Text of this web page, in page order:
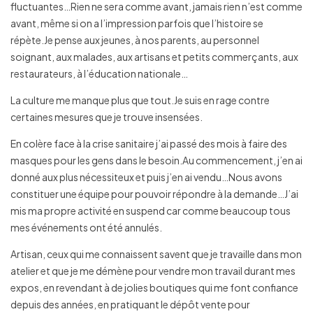
fluctuantes…Rien ne sera comme avant, jamais rien n’est comme
avant, même si on a l’impression parfois que l’histoire se
répète.Je pense aux jeunes, à nos parents, au personnel
soignant, aux malades, aux artisans et petits commerçants, aux
restaurateurs, à l’éducation nationale…
La culture me manque plus que tout.Je suis en rage contre
certaines mesures que je trouve insensées.
En colère face à la crise sanitaire j’ai passé des mois à faire des
masques pour les gens dans le besoin.Au commencement, j’en ai
donné aux plus nécessiteux et puis j’en ai vendu…Nous avons
constituer une équipe pour pouvoir répondre à la demande…J’ai
mis ma propre activité en suspend car comme beaucoup tous
mes événements ont été annulés.
Artisan, ceux qui me connaissent savent que je travaille dans mon
atelier et que je me démène pour vendre mon travail durant mes
expos, en revendant à de jolies boutiques qui me font confiance
depuis des années, en pratiquant le dépôt vente pour